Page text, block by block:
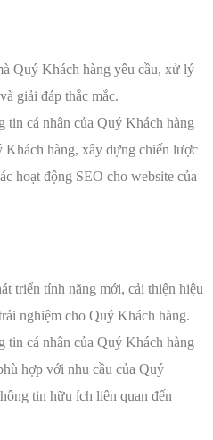
Quý Khách hàng yêu cầu, xử lý
giải đáp thắc mắc.
cá nhân của Quý Khách hàng
Khách hàng, xây dựng chiến lược
hoạt động SEO cho website của
triển tính năng mới, cải thiện hiệu
nghiệm cho Quý Khách hàng.
cá nhân của Quý Khách hàng
hợp với nhu cầu của Quý
tin hữu ích liên quan đến